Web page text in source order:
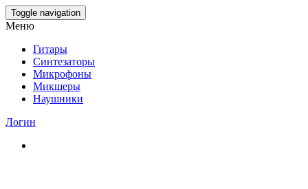
Skip
to
content
Toggle navigation
Меню
Гитары
Синтезаторы
Микрофоны
Микшеры
Наушники
Логин